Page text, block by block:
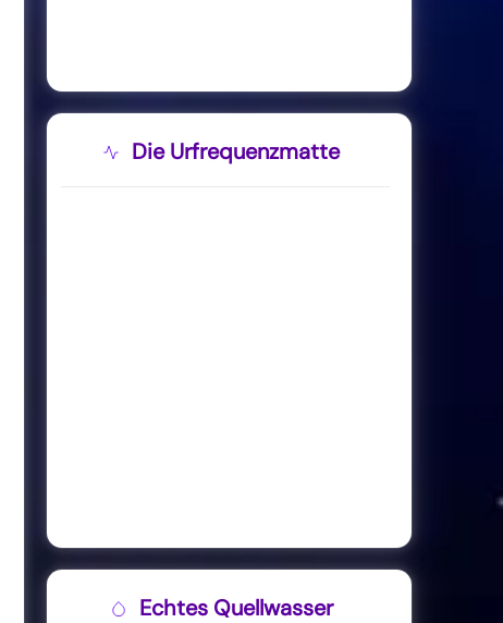
Die Urfrequenzmatte
Echtes Quellwasser